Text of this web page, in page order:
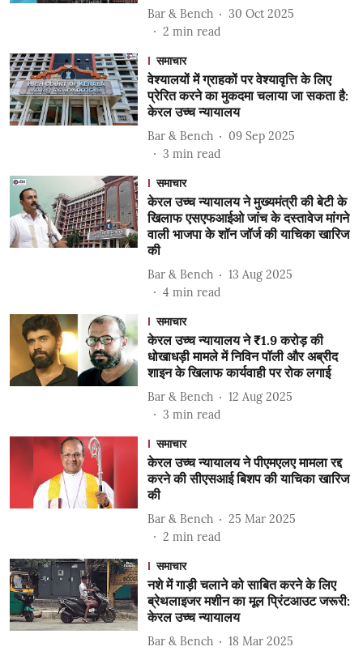
Bar & Bench
30 Oct 2025
2 min read
समाचार
वेश्यालयों में ग्राहकों पर वेश्यावृत्ति के लिए
प्रेरित करने का मुकदमा चलाया जा सकता है:
केरल उच्च न्यायालय
Bar & Bench
09 Sep 2025
3 min read
समाचार
केरल उच्च न्यायालय ने मुख्यमंत्री की बेटी के
खिलाफ एसएफआईओ जांच के दस्तावेज मांगने
वाली भाजपा के शॉन जॉर्ज की याचिका खारिज
की
Bar & Bench
13 Aug 2025
4 min read
समाचार
केरल उच्च न्यायालय ने ₹1.9 करोड़ की
धोखाधड़ी मामले में निविन पॉली और अब्रीद
शाइन के खिलाफ कार्यवाही पर रोक लगाई
Bar & Bench
12 Aug 2025
3 min read
समाचार
केरल उच्च न्यायालय ने पीएमएलए मामला रद्द
करने की सीएसआई बिशप की याचिका खारिज
की
Bar & Bench
25 Mar 2025
2 min read
समाचार
नशे में गाड़ी चलाने को साबित करने के लिए
ब्रेथलाइजर मशीन का मूल प्रिंटआउट जरूरी:
केरल उच्च न्यायालय
Bar & Bench
18 Mar 2025